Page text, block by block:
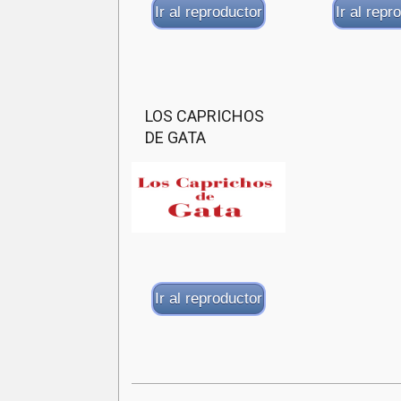
Ir al reproductor Ir al
LOS CAPRICHOS
DE GATA
Ir al reproductor